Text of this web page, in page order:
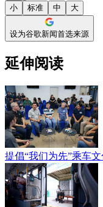
小 标准 中 大
设为谷歌新闻首选来源
延伸阅读
提倡“我们为先”乘车